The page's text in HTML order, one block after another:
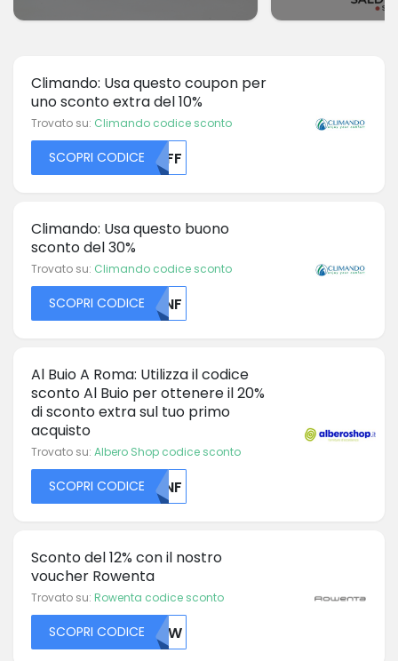
Climando: Usa questo coupon per
uno sconto extra del 10%
Trovato su: Climando codice sconto
SCOPRI CODICEMDFF
Climando: Usa questo buono
sconto del 30%
Trovato su: Climando codice sconto
SCOPRI CODICEMDNF
Al Buio A Roma: Utilizza il codice
sconto Al Buio per ottenere il 20%
di sconto extra sul tuo primo
acquisto
Trovato su: Albero Shop codice sconto
SCOPRI CODICE NVNF
Sconto del 12% con il nostro
voucher Rowenta
Trovato su: Rowenta codice sconto
SCOPRI CODICEMJFW